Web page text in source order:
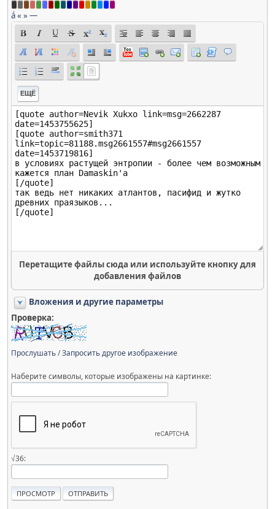
á« »—
ЕЩЁ
Перетащите файлы сюда или используйте кнопку для
добавления файлов
Вложения и другие параметры
Проверка:
Прослушать/Запросить другое изображение
Наберите символы, которые изображены на картинке:
√36: